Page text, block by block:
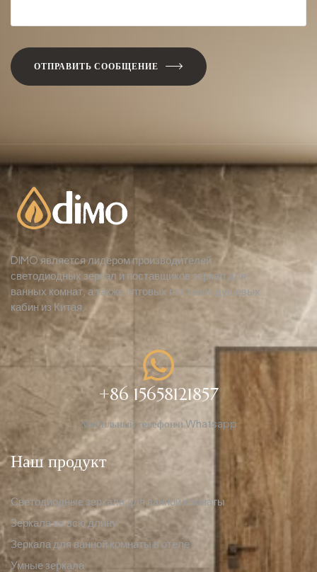
ОТПРАВИТЬ СООБЩЕНИЕ
DIMO является лидером производителей
светодиодных зеркал и поставщиков зеркал для
ванных комнат, а также оптовых поставок душевых
кабин из Китая.
+86 15658121857
Мобильный телефон и Whatsapp
Наш продукт
Светодиодные зеркала для ванной комнаты
Зеркала во всю длину
Зеркала для ванной комнаты в отеле
Умные зеркала